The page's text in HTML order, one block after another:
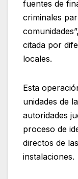
fuentes de
criminales
citada por
locales.
Esta
unidades de
autoridades
proceso de
directos de
instalaciones.